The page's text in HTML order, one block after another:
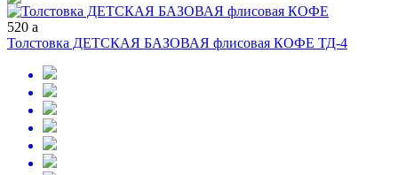
520 a
Толстовка ДЕТСКАЯ БАЗОВАЯ флисовая КОФЕ ТД-4